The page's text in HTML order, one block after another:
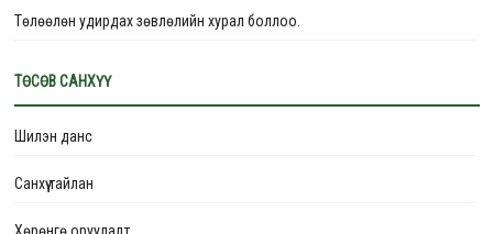
Төлөөлөн удирдах зөвлөлийн хурал боллоо.
ТӨСӨЛ ЭХЭЛЛЭЭ.
Монгол Улс цөлжилт, газрын доройтлыг бууруулах, “Тэрбум мод”
ТӨСӨВ САНХҮҮ
Шилэн данс
Санхүү тайлан